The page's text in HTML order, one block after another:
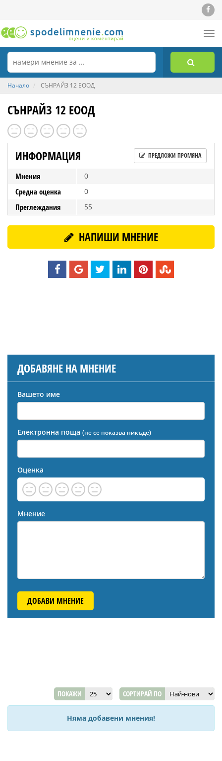
Начало СЪНРАЙЗ 12 ЕООД
СЪНРАЙЗ 12 ЕООД
ИНФОРМАЦИЯ ПРЕДЛОЖИ ПРОМЯНА
Мнения 0
Средна оценка 0
Преглеждания 55
НАПИШИ МНЕНИЕ
ДОБАВЯНЕ НА МНЕНИЕ
Вашето име
Електронна поща (не се показва никъде)
Оценка
Мнение
ДОБАВИ МНЕНИЕ
ПОКАЖИ СОРТИРАЙ ПО
Няма добавени мнения!